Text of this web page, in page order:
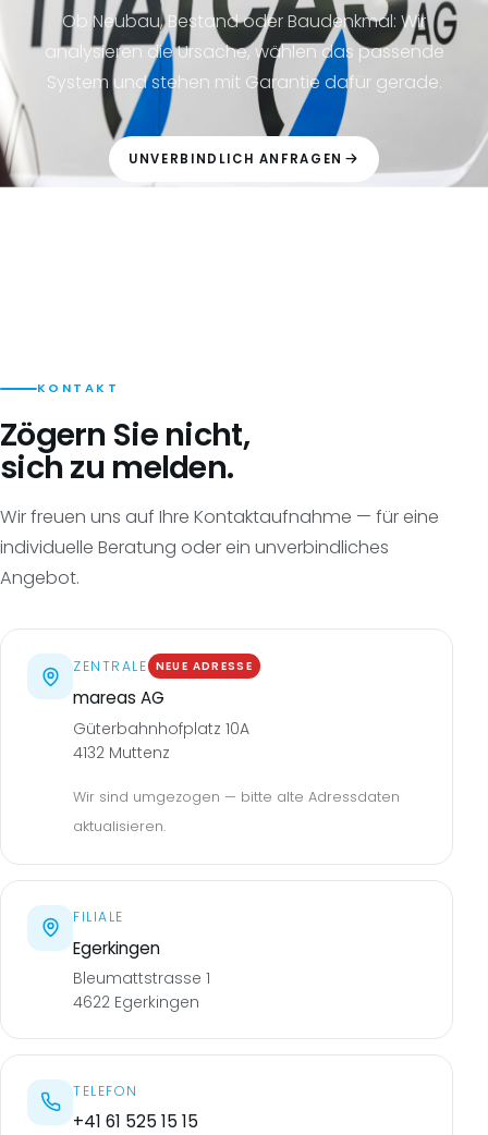
Ob Neubau, Bestand oder Baudenkmal: Wir
analysieren die Ursache, wählen das passende
System und stehen mit Garantie dafür gerade.
UNVERBINDLICH ANFRAGEN
KONTAKT
Zögern Sie nicht,
sich zu melden.
Wir freuen uns auf Ihre Kontaktaufnahme — für eine
individuelle Beratung oder ein unverbindliches
Angebot.
ZENTRALE NEUE ADRESSE
mareas AG
Güterbahnhofplatz 10A
4132 Muttenz
Wir sind umgezogen — bitte alte Adressdaten
aktualisieren.
FILIALE
Egerkingen
Bleumattstrasse 1
4622 Egerkingen
TELEFON
+41 61 525 15 15